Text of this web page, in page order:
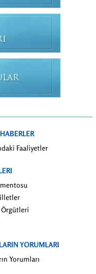
Faaliyetler
YORUMLARI
Yorumları